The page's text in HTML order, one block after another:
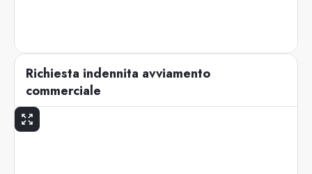
Richiesta indennita avviamento
commerciale